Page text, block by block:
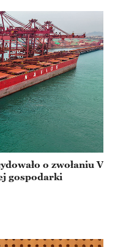
o zwołaniu V
gospodarki